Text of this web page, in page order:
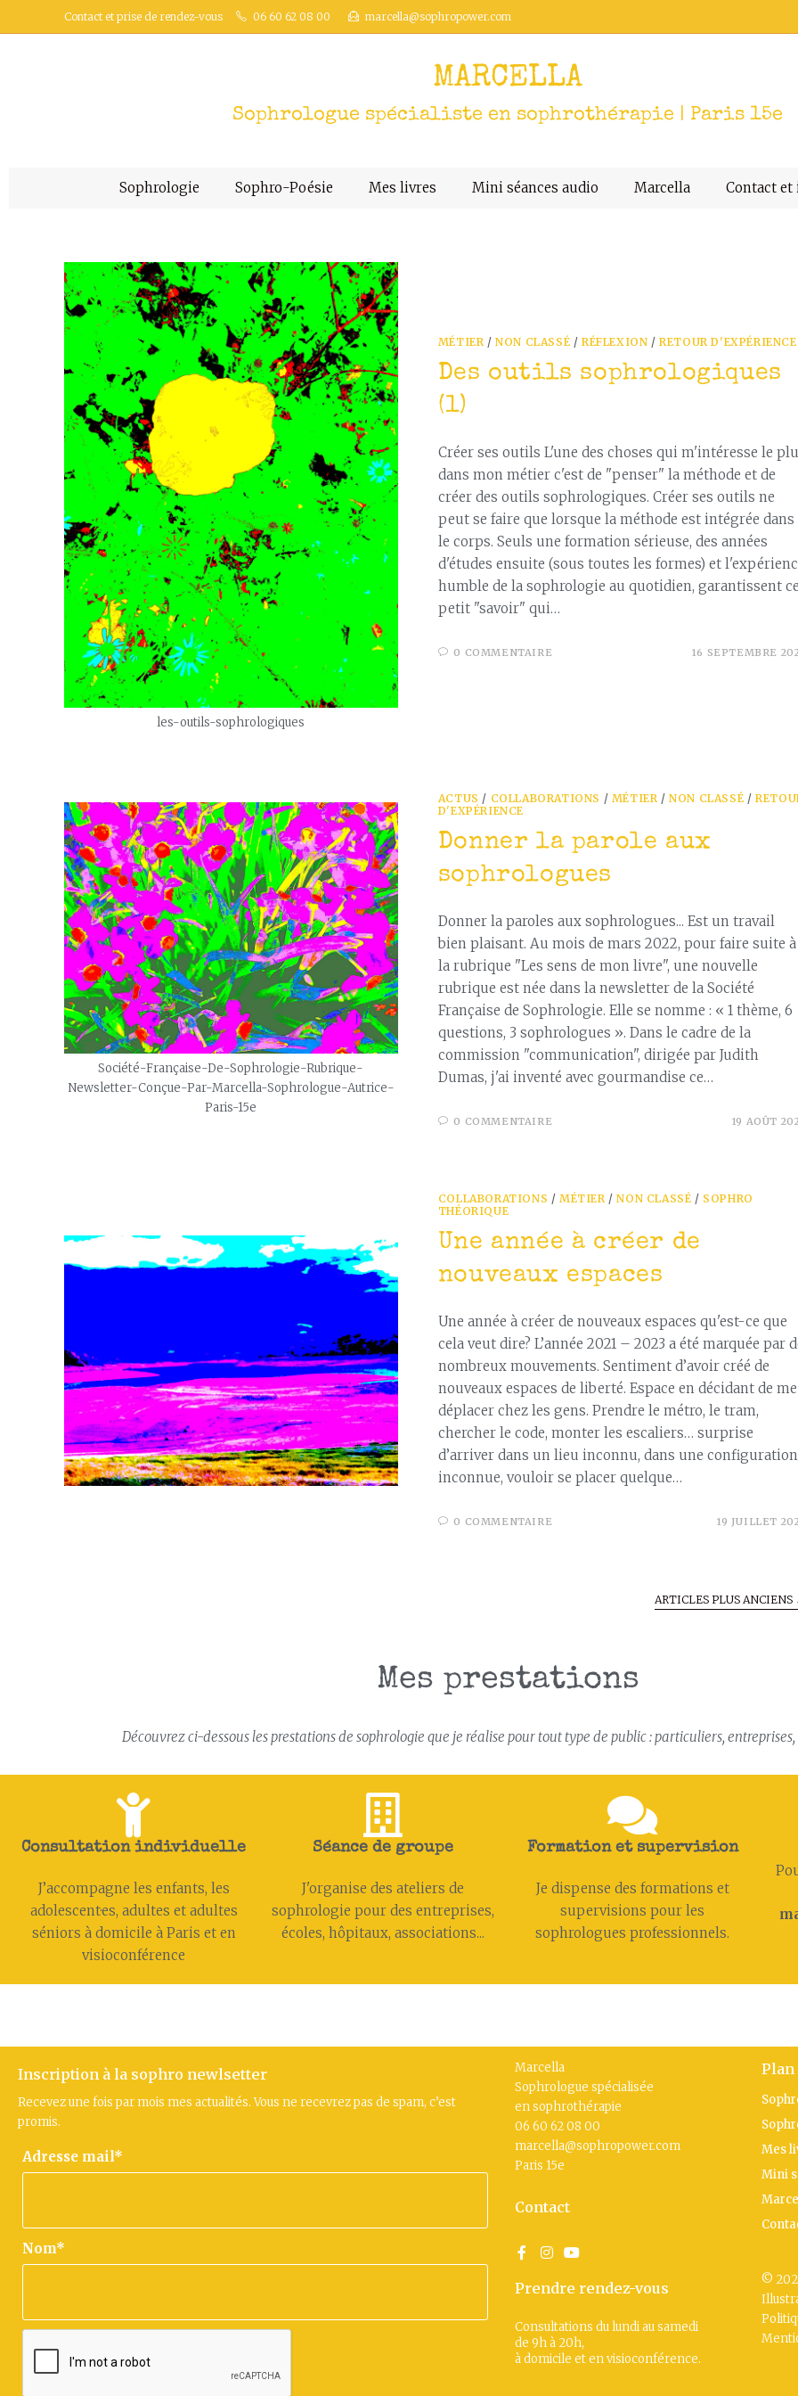
Contact et prise de rendez-vous 06 60 62 08 00 marcella@sophropower.com
MARCELLA
Sophrologue spécialiste en sophrothérapie | Paris 15e
Sophrologie Sophro-Poésie Mes livres Mini séances audio Marcella Contact
les-outils-sophrologiques
MÉTIER /NON CLASSÉ /RÉFLEXION /RETOUR D'EXPÉRIENCE
Des outils sophrologiques
(1)
Créer ses outils L'une des choses qui m'intéresse le
dans mon métier c'est de "penser" la méthode et de
créer des outils sophrologiques. Créer ses outils ne
peut se faire que lorsque la méthode est intégrée dans
le corps. Seuls une formation sérieuse, des années
d'études ensuite (sous toutes les formes) et
humble de la sophrologie au quotidien, garantissent
petit "savoir" qui…
0 COMMENTAIRE 16 SEPTEMBRE
Société-Française-De-Sophrologie-Rubrique-
Newsletter-Conçue-Par-Marcella-Sophrologue-Autrice-
Paris-15e
ACTUS / COLLABORATIONS / MÉTIER /NON CLASSÉ /
D'EXPÉRIENCE
Donner la parole aux
sophrologues
Donner la paroles aux sophrologues... Est un travail
bien plaisant. Au mois de mars 2022, pour faire suite à
la rubrique "Les sens de mon livre", une nouvelle
rubrique est née dans la newsletter de la Société
Française de Sophrologie. Elle se nomme : « 1 thème, 6
questions, 3 sophrologues ». Dans le cadre de la
commission "communication", dirigée par Judith
Dumas, j'ai inventé avec gourmandise ce…
0 COMMENTAIRE 19 AOÛT
COLLABORATIONS /MÉTIER /NON CLASSÉ / SOPHRO
THÉORIQUE
Une année à créer de
nouveaux espaces
Une année à créer de nouveaux espaces qu'est-ce que
cela veut dire? L’année 2021 – 2023 a été marquée par
nombreux mouvements. Sentiment d’avoir créé de
nouveaux espaces de liberté. Espace en décidant de me
déplacer chez les gens. Prendre le métro, le tram,
chercher le code, monter les escaliers… surprise
d’arriver dans un lieu inconnu, dans une configuration
inconnue, vouloir se placer quelque…
0 COMMENTAIRE 19 JUILLET
ARTICLES PLUS ANCIENS
Mes prestations
Découvrez ci-dessous les prestations de sophrologie que je réalise pour tout type de public : particuliers,
Consultation individuelle
J’accompagne les enfants, les
adolescent·es, adultes et adultes
séniors à domicile à Paris et en
visioconférence
Séance de groupe
J'organise des ateliers de
sophrologie pour des entreprises,
écoles, hôpitaux, associations...
Formation et supervision
Je dispense des formations et
supervisions pour les
sophrologues professionnels.
Inscription à la sophro newlsetter
Recevez une fois par mois mes actualités. Vous ne recevrez pas de spam, c’est
promis.
Adresse mail*
Nom*
Marcella
Sophrologue spécialisée
en sophrothérapie
06 60 62 08 00
marcella@sophropower.com
Paris 15e
Contact
Prendre rendez-vous
Consultations du lundi au samedi
de 9h à 20h,
à domicile et en visioconférence.
Plan
Mes
Mini
©